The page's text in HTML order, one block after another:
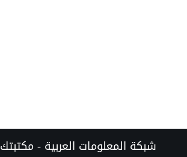
شبكة المعلومات العربية - مكتبتك